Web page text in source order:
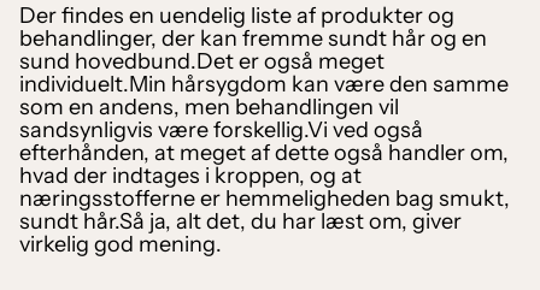
Der findes en uendelig liste af produkter og
behandlinger, der kan fremme sundt hår og en
sund hovedbund.Det er også meget
individuelt.Min hårsygdom kan være den samme
som en andens, men behandlingen vil
sandsynligvis være forskellig.Vi ved også
efterhånden, at meget af dette også handler om,
hvad der indtages i kroppen, og at
næringsstofferne er hemmeligheden bag smukt,
sundt hår.Så ja, alt det, du har læst om, giver
virkelig god mening.